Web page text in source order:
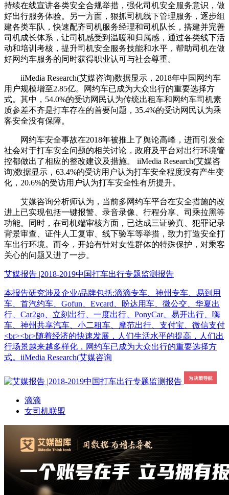
持续在线宣讲各类安全合规举措，强化司机安全服务意识，做
好出行服务体验。另一方面，狠抓司机线下管理服务，逐步组
建各类车队，快速配齐司机服务经理和司机队长，搭建并完善
司机成长体系，让司机感受到温暖和归属感，通过各类线下活
动和培训考核，提升司机安全服务技能和水平，帮助司机在做
好网约车服务的同时获得职业认可与社会尊重。
iiMedia Research(艾媒咨询)数据显示，2018年中国网约车
用户规模增至2.85亿。网约车已成为大众出行的重要选择方
式。其中，54.0%的受访网民认为传统出租车和网约车司机素
质参差不齐是打车存在的首要问题，35.4%的受访网民认为乘
客安全没有保障。
网约车安全事故在2018年被推上了舆论高峰，进而引发全
社会对于打车安全问题的相关讨论，政府及平台对出行环境管
控都做出了相应的整改建议及措施。 iiMedia Research(艾媒咨
询)数据显示，63.4%的受访用户认为打车安全程度没有产生变
化，20.6%的受访用户认为打车安全性有所提升。
艾媒咨询分析师认为，当前多网约车平台在安全措施的改
进上已实现包括一键报警、录音录像、行程分享、司乘拉黑等
功能。同时，在司机端审核方面，已达成三证验真、犯罪记录
背景审查、证件人工复审、线下验车等举措，致力打造安全打
车出行环境。而今，开始有针对女性群体的特殊保护，对乘客
关心的问题又进了一步。
艾媒报告 |2018-2019中国打车出行专题监测报告
本报告研究涉及企业/品牌包括:滴滴专车、神州专车、易到用
车、首汽约车、Gofun、Evcard、盼达用车、微公交、华夏出
行、Car2go、立刻出行、一度出行、PonyCar、易开出行、嗨
车、神州共享汽车、小二租车、摩范出行、支付宝、微信支付
<br><br>随着经济的快速发展，人们生活水平的提高，人们出
行场景越来越多样化，网约车已成为大众出行的重要选择方
式。iiMedia Research(艾媒咨询
滴滴
女司机联盟